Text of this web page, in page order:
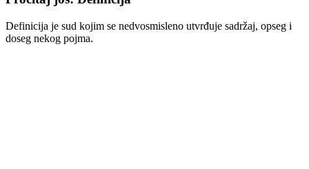
Definicija je sud kojim se nedvosmisleno utvrđuje sadržaj, opseg i
doseg nekog pojma.